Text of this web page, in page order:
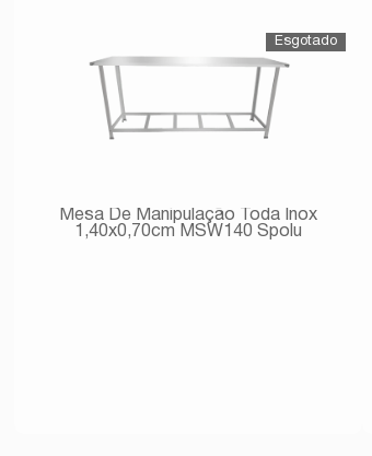
Mesa De Manipulação Toda Inox
1,40x0,70cm MSW140 Spolu